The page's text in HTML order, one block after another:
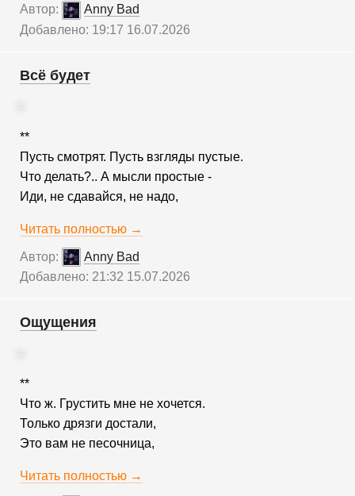
Автор:
Anny Bad
Добавлено: 19:17 16.07.2026
Всё будет
**
Пусть смотрят. Пусть взгляды пустые.
Что делать?.. А мысли простые -
Иди, не сдавайся, не надо,
Читать полностью →
Автор:
Anny Bad
Добавлено: 21:32 15.07.2026
Ощущения
**
Что ж. Грустить мне не хочется.
Только дрязги достали,
Это вам не песочница,
Читать полностью →